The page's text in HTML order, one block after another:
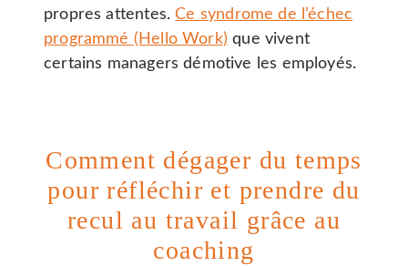
propres attentes.Ce syndrome de l’échec
programmé (Hello Work) que vivent
certains managers démotive les employés.
Comment dégager du temps
pour réfléchir et prendre du
recul au travail grâce au
coaching